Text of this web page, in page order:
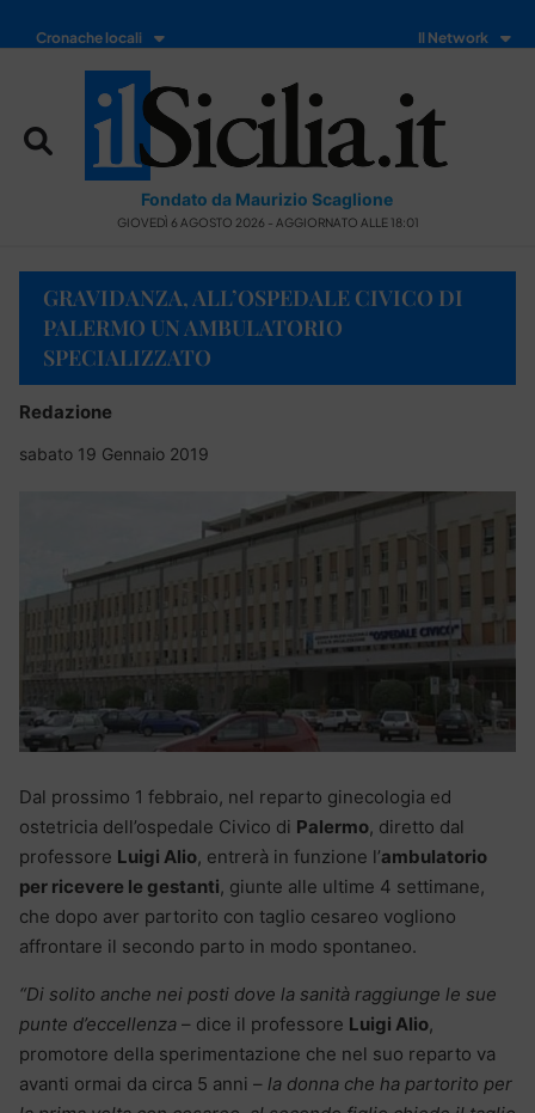
Cronache locali Il Network
Fondato da Maurizio Scaglione
GIOVEDÌ 6 AGOSTO 2026 - AGGIORNATO ALLE 18:01
GRAVIDANZA, ALL’OSPEDALE CIVICO DI
PALERMO UN AMBULATORIO
SPECIALIZZATO
Redazione
sabato 19 Gennaio 2019
Dal prossimo 1 febbraio, nel reparto ginecologia ed
ostetricia dell’ospedale Civico di Palermo, diretto dal
professore Luigi Alio, entrerà in funzione l’ambulatorio
per ricevere le gestanti, giunte alle ultime 4 settimane,
che dopo aver partorito con taglio cesareo vogliono
affrontare il secondo parto in modo spontaneo.
“Di solito anche nei posti dove la sanità raggiunge le sue
punte d’eccellenza – dice il professore Luigi Alio,
promotore della sperimentazione che nel suo reparto va
avanti ormai da circa 5 anni – la donna che ha partorito per